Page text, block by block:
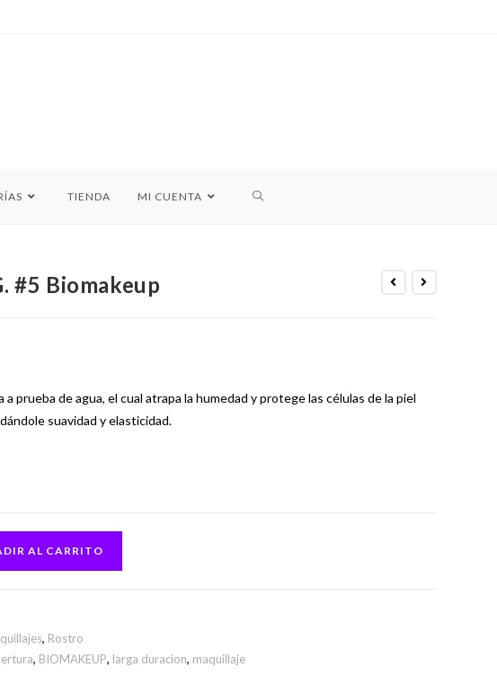
TIENDA MI CUENTA
#5 Biomakeup
prueba de agua, el cual atrapa la humedad y protege las células de la piel
suavidad y elasticidad.
AL CARRITO
, Rostro
, BIOMAKEUP, larga duracion, maquillaje